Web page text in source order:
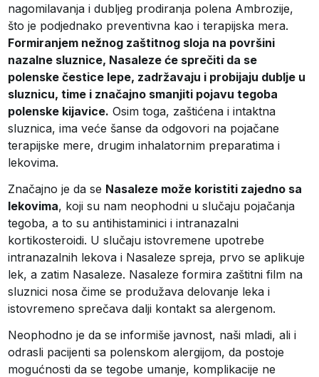
nagomilavanja i dubljeg prodiranja polena Ambrozije,
što je podjednako preventivna kao i terapijska mera.
Formiranjem nežnog zaštitnog sloja na površini
nazalne sluznice, Nasaleze će sprečiti da se
polenske čestice lepe, zadržavaju i probijaju dublje u
sluznicu, time i značajno smanjiti pojavu tegoba
polenske kijavice. Osim toga, zaštićena i intaktna
sluznica, ima veće šanse da odgovori na pojačane
terapijske mere, drugim inhalatornim preparatima i
lekovima.
Značajno je da se Nasaleze može koristiti zajedno sa
lekovima, koji su nam neophodni u slučaju pojačanja
tegoba, a to su antihistaminici i intranazalni
kortikosteroidi. U slučaju istovremene upotrebe
intranazalnih lekova i Nasaleze spreja, prvo se aplikuje
lek, a zatim Nasaleze. Nasaleze formira zaštitni film na
sluznici nosa čime se produžava delovanje leka i
istovremeno sprečava dalji kontakt sa alergenom.
Neophodno je da se informiše javnost, naši mladi, ali i
odrasli pacijenti sa polenskom alergijom, da postoje
mogućnosti da se tegobe umanje, komplikacije ne